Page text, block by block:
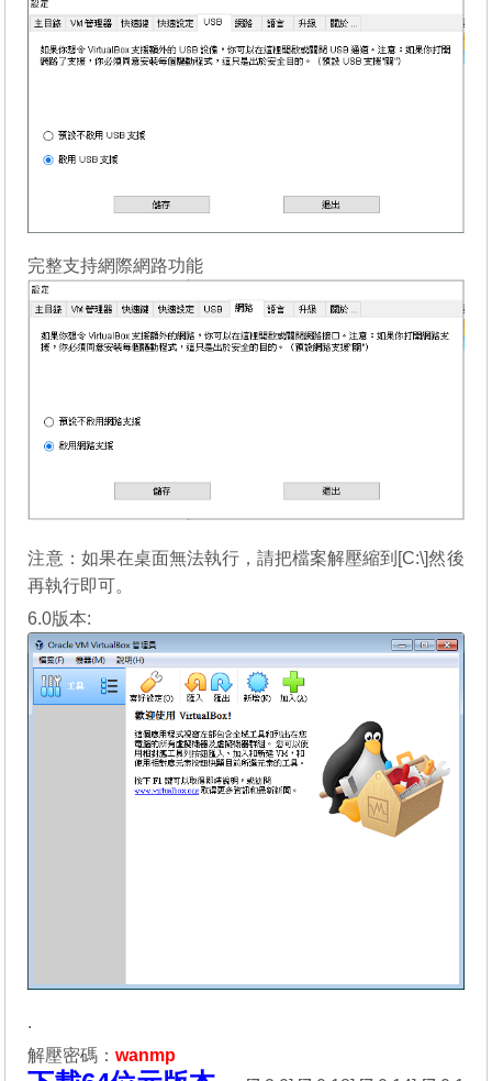
完整支持網際網路功能
注意：如果在桌面無法執行，請把檔案解壓縮到[C:\]然後
再執行即可。
6.0版本:
.
解壓密碼：wanmp